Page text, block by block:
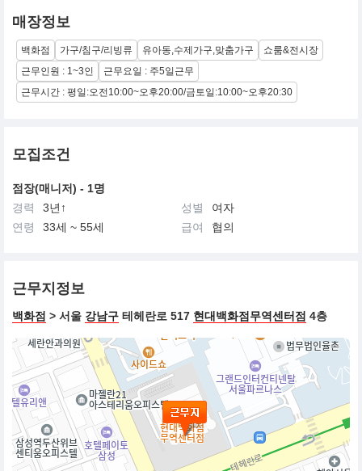
매장정보
백화점 가구/침구/리빙류 유아동,수제가구,맞춤가구
쇼룸&전시장
근무인원 : 1~3인
근무요일 : 주5일근무
근무시간 : 평일:오전10:00~오후20:00/금토일:10:00~오후20:30
모집조건
점장(매니저) - 1명
경력
3년↑ 성별
여자
연령
33세 ~ 55세 급여 협의
근무지정보
백화점 > 서울 강남구 테헤란로 517 현대백화점무역센터점 4층